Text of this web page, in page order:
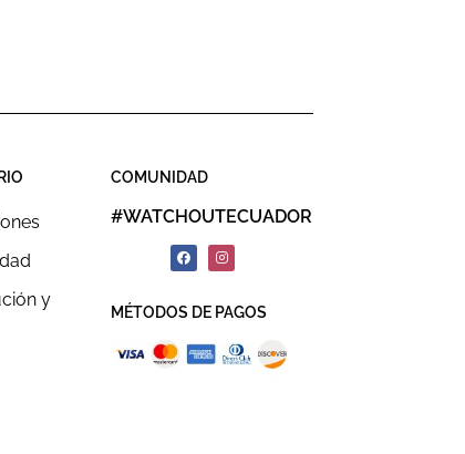
y
COMUNIDAD
#WATCHOUTECUADOR
MÉTODOS DE PAGOS